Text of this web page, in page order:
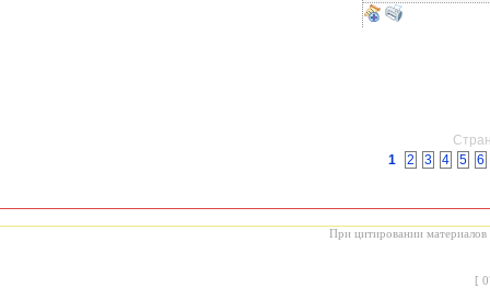
1
2 3 4 5 6
При цитировании материалов
[